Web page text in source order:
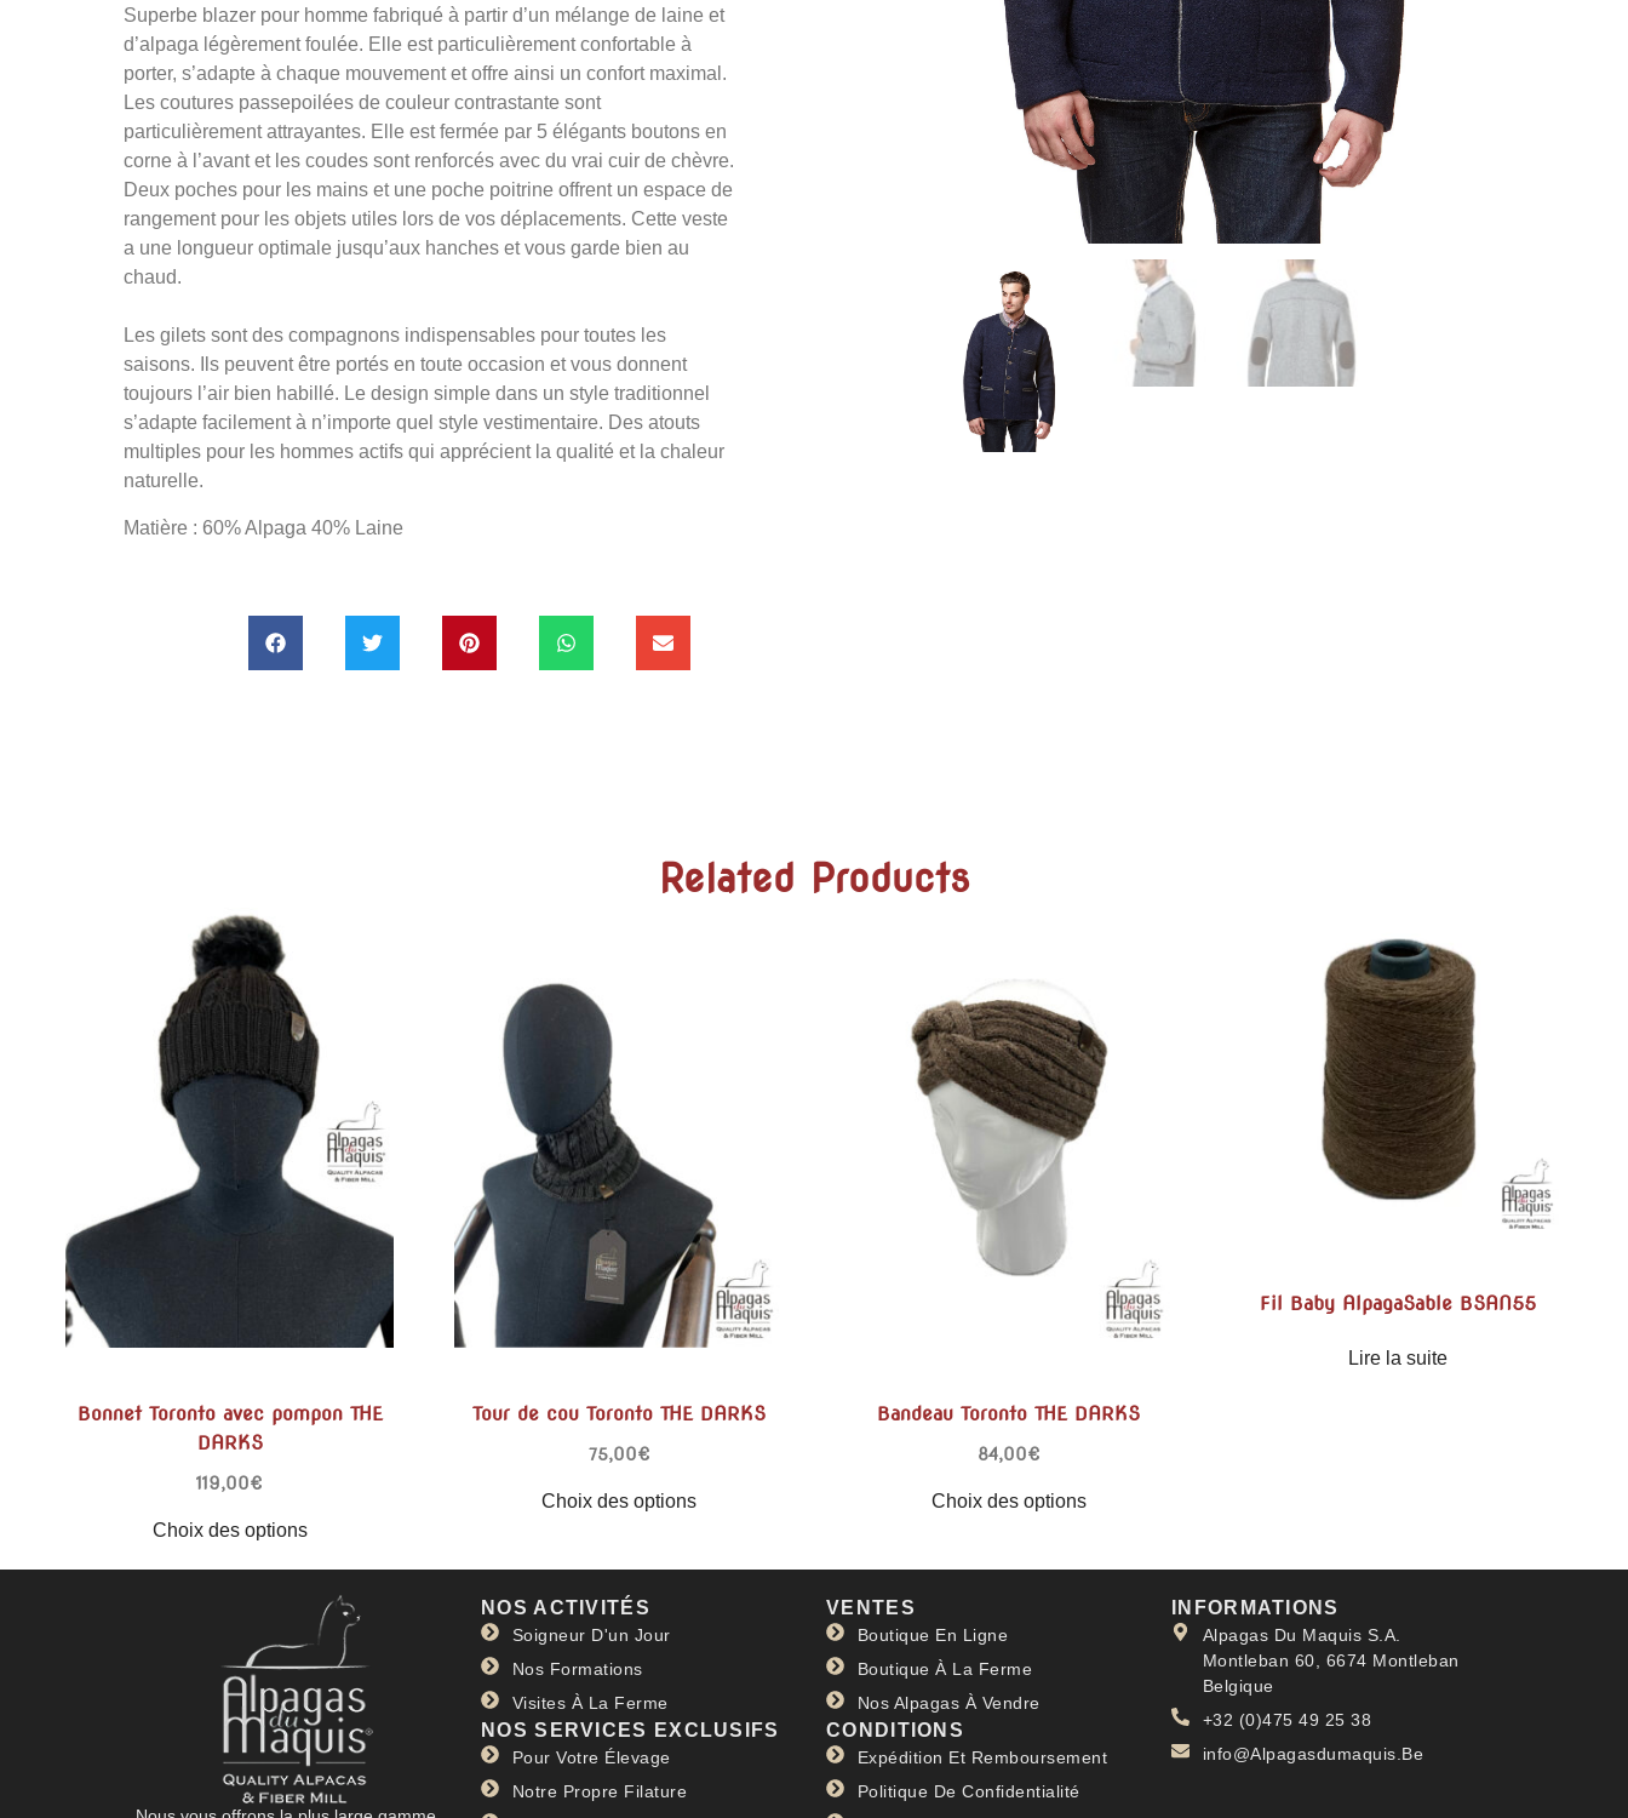
Superbe blazer pour homme fabriqué à partir d’un mélange de laine et
d’alpaga légèrement foulée. Elle est particulièrement confortable à
porter, s’adapte à chaque mouvement et offre ainsi un confort maximal.
Les coutures passepoilées de couleur contrastante sont
particulièrement attrayantes. Elle est fermée par 5 élégants boutons en
corne à l’avant et les coudes sont renforcés avec du vrai cuir de chèvre.
Deux poches pour les mains et une poche poitrine offrent un espace de
rangement pour les objets utiles lors de vos déplacements. Cette veste
a une longueur optimale jusqu’aux hanches et vous garde bien au
chaud.
Les gilets sont des compagnons indispensables pour toutes les
saisons. Ils peuvent être portés en toute occasion et vous donnent
toujours l’air bien habillé. Le design simple dans un style traditionnel
s’adapte facilement à n’importe quel style vestimentaire. Des atouts
multiples pour les hommes actifs qui apprécient la qualité et la chaleur
naturelle.
Matière : 60% Alpaga 40% Laine
Related Products
Bonnet Toronto avec pompon THE
DARKS
119,00€
Choix des options
Tour de cou Toronto THE DARKS
75,00€
Choix des options
Bandeau Toronto THE DARKS
84,00€
Choix des options
Fil Baby AlpagaSable BSAN55
Lire la suite
NOS ACTIVITÉS
Soigneur D'un Jour
Nos Formations
Visites À La Ferme
NOS SERVICES EXCLUSIFS
Pour Votre Élevage
Notre Propre Filature
VENTES
Boutique En Ligne
Boutique À La Ferme
Nos Alpagas À Vendre
CONDITIONS
Expédition Et Remboursement
Politique De Confidentialité
INFORMATIONS
Alpagas Du Maquis S.A.
Montleban 60, 6674 Montleban
Belgique
+32 (0)475 49 25 38
info@Alpagasdumaquis.Be